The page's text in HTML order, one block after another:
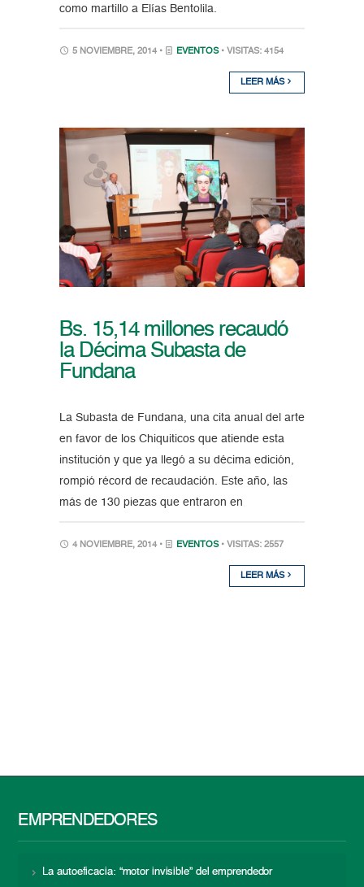
como martillo a Elías Bentolila.
5 NOVIEMBRE, 2014 • EVENTOS • VISITAS: 4154
LEER MÁS
Bs. 15,14 millones recaudó
la Décima Subasta de
Fundana
La Subasta de Fundana, una cita anual del arte
en favor de los Chiquiticos que atiende esta
institución y que ya llegó a su décima edición,
rompió récord de recaudación. Este año, las
más de 130 piezas que entraron en
4 NOVIEMBRE, 2014 • EVENTOS • VISITAS: 2557
LEER MÁS
EMPRENDEDORES
La autoeficacia: “motor invisible” del emprendedor